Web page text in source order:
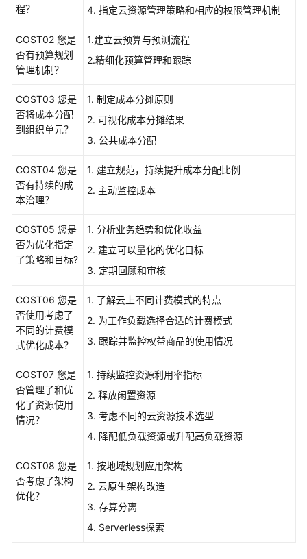
术
框
架
介
韧
柱
安
性
支
柱
性
能
效
率
柱
成
本
支
柱
程？
4. 指定云资源管理策略和相应的权限管理机制
COST02 您是
否有预算规划
管理机制？
1.建立云预算与预测流程
2.精细化预算管理和跟踪
COST03 您是
否将成本分配
到组织单元？
1. 制定成本分摊原则
2. 可视化成本分摊结果
3. 公共成本分配
COST04 您是
否有持续的成
本治理？
1. 建立规范，持续提升成本分配比例
2. 主动监控成本
COST05 您是
否为优化指定
了策略和目标?
1. 分析业务趋势和优化收益
2. 建立可以量化的优化目标
3. 定期回顾和审核
COST06 您是
否使用考虑了
不同的计费模
式优化成本？
1. 了解云上不同计费模式的特点
2. 为工作负载选择合适的计费模式
3. 跟踪并监控权益商品的使用情况
COST07 您是
否管理了和优
化了资源使用
情况？
1. 持续监控资源利用率指标
2. 释放闲置资源
3. 考虑不同的云资源技术选型
4. 降配低负载资源或升配高负载资源
COST08 您是
否考虑了架构
优化？
1. 按地域规划应用架构
2. 云原生架构改造
3. 存算分离
4. Serverless探索